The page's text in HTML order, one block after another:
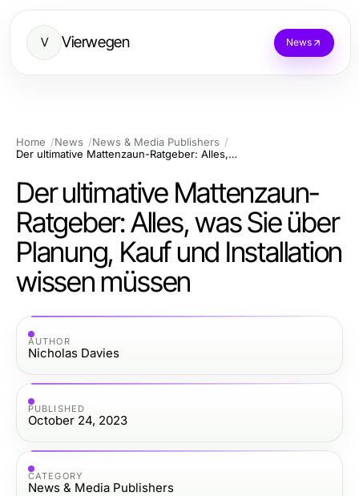
V Vierwegen News
Home News
News & Media Publishers
Der ultimative Mattenzaun-Ratgeber: Alles, was Sie über Planung, Kauf und Installation wissen müssen
Der ultimative Mattenzaun-
Ratgeber: Alles, was Sie über
Planung, Kauf und Installation
wissen müssen
AUTHOR
Nicholas Davies
PUBLISHED
October 24, 2023
CATEGORY
News & Media Publishers